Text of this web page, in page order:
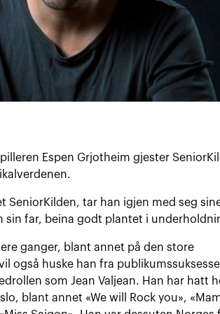
Espen Grjotheim gjester
SeniorKilden, tar han igjen med seg
sin far, beina godt plantet i
ganger, blant annet på den store
også huske han fra
som Jean Valjean. Han har hatt
blant annet «We will Rock you»,